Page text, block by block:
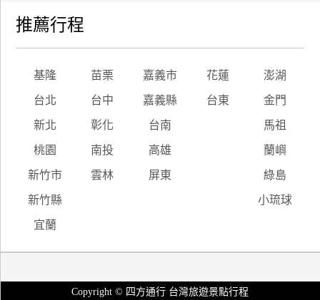
推薦行程
基隆 苗栗 嘉義市 花蓮 澎湖
台北 台中 嘉義縣 台東 金門
新北 彰化 台南 馬祖
桃園 南投 高雄 蘭嶼
新竹市 雲林 屏東 綠島
新竹縣 小琉球
宜蘭
Copyright © 四方通行 台灣旅遊景點行程